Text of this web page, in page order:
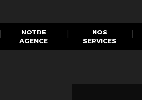
NOTRE
AGENCE
NOS
SERVICES